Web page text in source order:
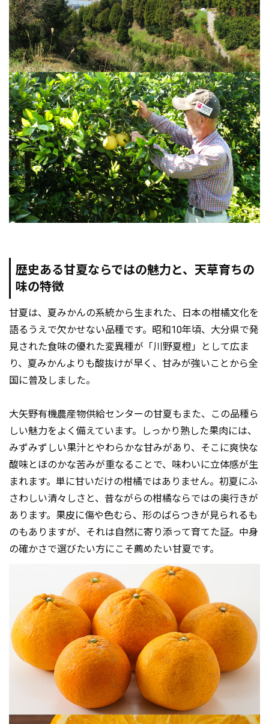
歴史ある甘夏ならではの魅力と、天草育ちの
味の特徴
甘夏は、夏みかんの系統から生まれた、日本の柑橘文化を
語るうえで欠かせない品種です。昭和10年頃、大分県で発
見された食味の優れた変異種が「川野夏橙」として広ま
り、夏みかんよりも酸抜けが早く、甘みが強いことから全
国に普及しました。
大矢野有機農産物供給センターの甘夏もまた、この品種ら
しい魅力をよく備えています。しっかり熟した果肉には、
みずみずしい果汁とやわらかな甘みがあり、そこに爽快な
酸味とほのかな苦みが重なることで、味わいに立体感が生
まれます。単に甘いだけの柑橘ではありません。初夏にふ
さわしい清々しさと、昔ながらの柑橘ならではの奥行きが
あります。果皮に傷や色むら、形のばらつきが見られるも
のもありますが、それは自然に寄り添って育てた証。中身
の確かさで選びたい方にこそ薦めたい甘夏です。